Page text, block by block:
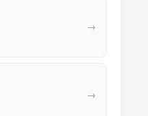
→
→